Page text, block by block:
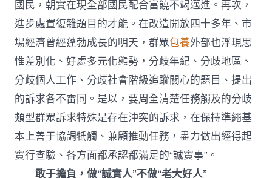
國民，朝實在現全部國民配合富饒不竭邁進。再次，
進步處置復雜題目的才能。在改造開放四十多年、市
場經濟曾經蓬勃成長的明天，群眾包養外部也浮現思
惟差別化、好處多元化態勢，分歧年紀、分歧地區、
分歧個人工作、分歧社會階級追蹤關心的題目、提出
的訴求各不雷同。是以，要周全清楚任務觸及的分歧
類型群眾訴求特殊是存在沖突的訴求，在保持準繩基
本上善于協調牴觸、兼顧推動任務，盡力做出經得起
實行查驗、各方面都承認都滿足的“誠實事”。
敢于擔負，做“誠實人”不做“老大好人”